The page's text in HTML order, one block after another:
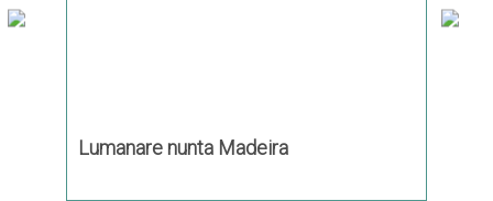
Lumanare nunta Madeira